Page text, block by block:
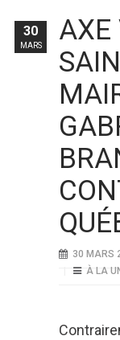
AXE
30 MARS
À LA
30
MARS